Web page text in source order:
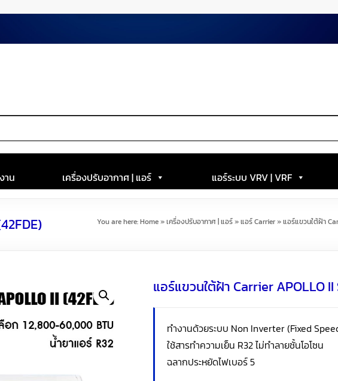
าน เครื่องปรับอากาศ | แอร์ แอร์ระบบ VRV | VRF
You are here:Home»เครื่องปรับอากาศ | แอร์»แอร์ Carrier»แอร์แขวนใต้ฝ้า
แอร์แขวนใต้ฝ้า Carrier APOLLO
ทำงานด้วยระบบ Non Inverter (Fixed
ใช้สารทำความเย็น R32 ไม่ทำลายชั้นโอโซน
ฉลากประหยัดไฟเบอร์ 5